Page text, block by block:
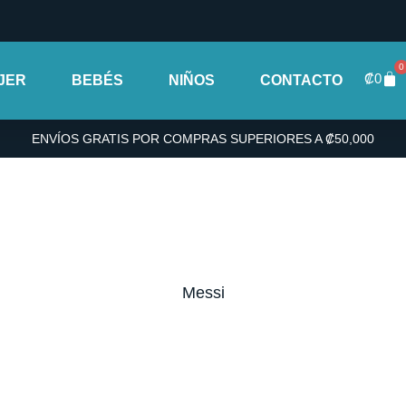
BEBÉS NIÑOS CONTACTO ₡0
0
ENVÍOS GRATIS POR COMPRAS SUPERIORES A ₡50,000
Messi